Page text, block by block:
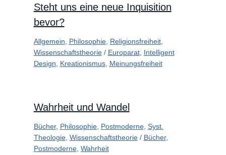
Steht uns eine neue Inquisition
bevor?
Allgemein Philosophie, Religionsfreiheit,
Wissenschaftstheorie/ Europarat, Intelligent
Design
Kreationismus, Meinungsfreiheit
Wahrheit und Wandel
Bücher, Philosophie, Postmoderne, Syst.
Theologie, Wissenschaftstheorie/ Bücher,
Postmoderne, Wahrheit